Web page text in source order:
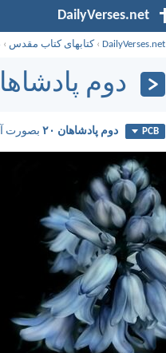
DailyVerses.net
DailyVerses.net
›کتابهای کتاب مقدس ›
دوم پادشاهان
PCB دوم پادشاهان ۲۰ بصورت